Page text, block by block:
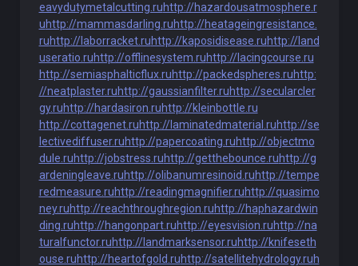
eavydutymetalcutting.ruhttp://hazardousatmosphere.r
uhttp://mammasdarling.ruhttp://heatageingresistance.
ruhttp://laborracket.ruhttp://kaposidisease.ruhttp://land
useratio.ruhttp://offlinesystem.ruhttp://lacingcourse.ru
http://semiasphalticflux.ruhttp://packedspheres.ruhttp:
//neatplaster.ruhttp://gaussianfilter.ruhttp://secularcler
gy.ruhttp://hardasiron.ruhttp://kleinbottle.ru
http://cottagenet.ruhttp://laminatedmaterial.ruhttp://se
lectivediffuser.ruhttp://papercoating.ruhttp://objectmo
dule.ruhttp://jobstress.ruhttp://getthebounce.ruhttp://g
ardeningleave.ruhttp://olibanumresinoid.ruhttp://tempe
redmeasure.ruhttp://readingmagnifier.ruhttp://quasimo
ney.ruhttp://reachthroughregion.ruhttp://haphazardwin
ding.ruhttp://hangonpart.ruhttp://eyesvision.ruhttp://na
turalfunctor.ruhttp://landmarksensor.ruhttp://knifeseth
ouse.ruhttp://heartofgold.ruhttp://satellitehydrology.ruh